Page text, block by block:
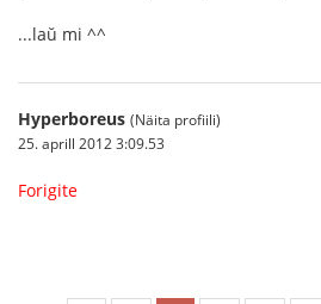
...laŭ mi ^^
Hyperboreus (Näita profiili)
25. aprill 2012 3:09.53
Forigite